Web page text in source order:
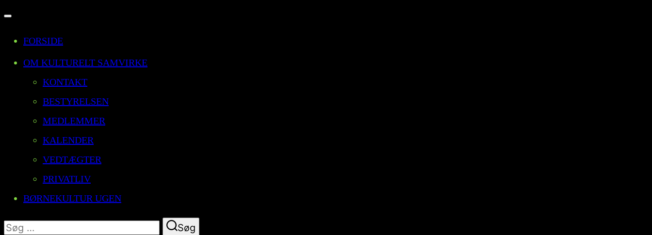
navigation
til/fra
FORSIDE
OM KULTURELT SAMVIRKE
KONTAKT
BESTYRELSEN
MEDLEMMER
KALENDER
VEDTÆGTER
PRIVATLIV
BØRNEKULTUR UGEN
Søg
Søg